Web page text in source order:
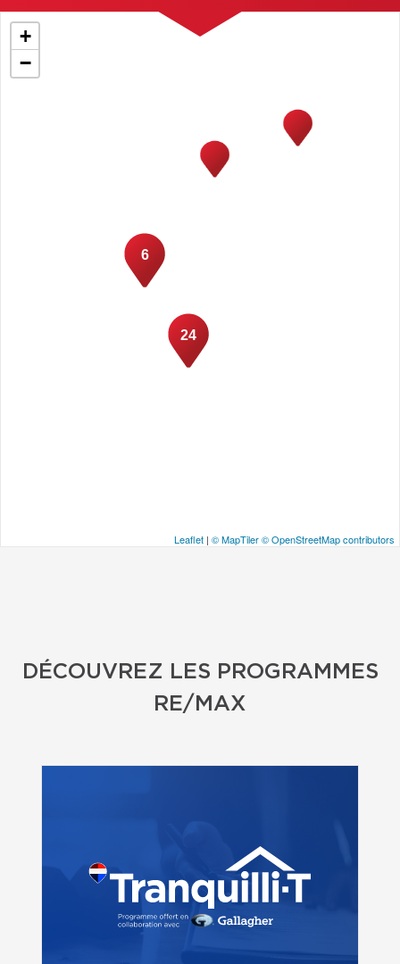
6
24
+
−
Leaflet | © MapTiler© OpenStreetMap contributors
DÉCOUVREZ LES PROGRAMMES
RE/MAX